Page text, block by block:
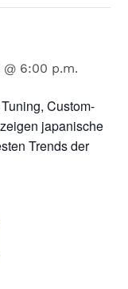
@ 6:00 p.m.
Custom-
japanische
Trends der